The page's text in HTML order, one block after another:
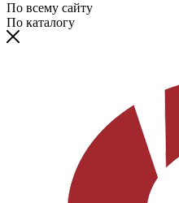
По всему сайту
По каталогу